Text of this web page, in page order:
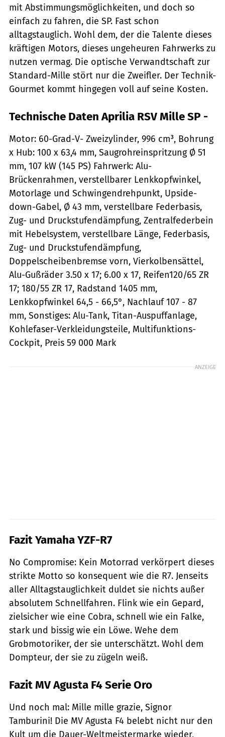
mit Abstimmungsmöglichkeiten, und doch so
einfach zu fahren, die SP. Fast schon
alltagstauglich. Wohl dem, der die Talente dieses
kräftigen Motors, dieses ungeheuren Fahrwerks zu
nutzen vermag. Die optische Verwandtschaft zur
Standard-Mille stört nur die Zweifler. Der Technik-
Gourmet kommt hingegen voll auf seine Kosten.
Technische Daten Aprilia RSV Mille SP -
Motor: 60-Grad-V- Zweizylinder, 996 cm³, Bohrung
x Hub: 100 x 63,4 mm, Saugrohreinspritzung Ø 51
mm, 107 kW (145 PS) Fahrwerk: Alu-
Brückenrahmen, verstellbarer Lenkkopfwinkel,
Motorlage und Schwingendrehpunkt, Upside-
down-Gabel, Ø 43 mm, verstellbare Federbasis,
Zug- und Druckstufendämpfung, Zentralfederbein
mit Hebelsystem, verstellbare Länge, Federbasis,
Zug- und Druckstufendämpfung,
Doppelscheibenbremse vorn, Vierkolbensättel,
Alu-Gußräder 3.50 x 17; 6.00 x 17, Reifen120/65 ZR
17; 180/55 ZR 17, Radstand 1405 mm,
Lenkkopfwinkel 64,5 - 66,5°, Nachlauf 107 - 87
mm, Sonstiges: Alu-Tank, Titan-Auspuffanlage,
Kohlefaser-Verkleidungsteile, Multifunktions-
Cockpit, Preis 59 000 Mark
ANZEIGE
Fazit Yamaha YZF-R7
No Compromise: Kein Motorrad verkörpert dieses
strikte Motto so konsequent wie die R7. Jenseits
aller Alltagstauglichkeit duldet sie nichts außer
absolutem Schnellfahren. Flink wie ein Gepard,
zielsicher wie eine Cobra, schnell wie ein Falke,
stark und bissig wie ein Löwe. Wehe dem
Grobmotoriker, der sie unterschätzt. Wohl dem
Dompteur, der sie zu zügeln weiß.
Fazit MV Agusta F4 Serie Oro
Und noch mal: Mille mille grazie, Signor
Tamburini! Die MV Agusta F4 belebt nicht nur den
Kult um die Dauer-Weltmeistermarke wieder,